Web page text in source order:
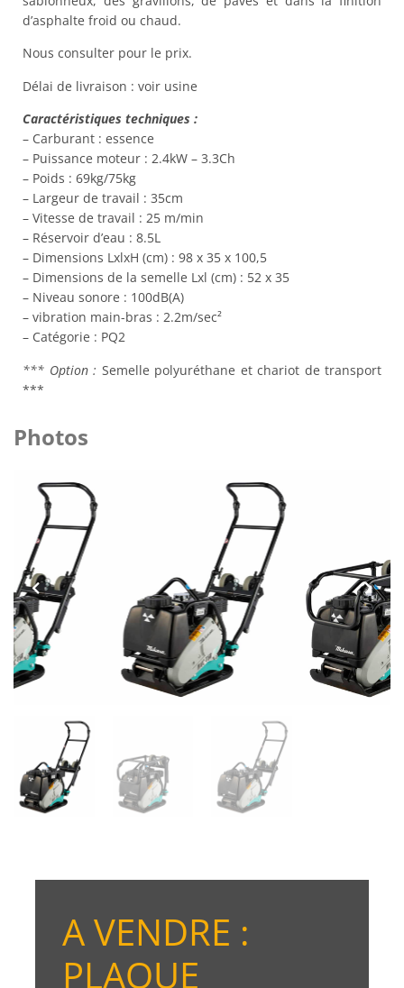
d’asphalte froid ou chaud.
Nous consulter pour le prix.
Délai de livraison : voir usine
Caractéristiques techniques :
– Carburant : essence
– Puissance moteur : 2.4kW – 3.3Ch
– Poids : 69kg/75kg
– Largeur de travail : 35cm
– Vitesse de travail : 25 m/min
– Réservoir d’eau : 8.5L
– Dimensions LxlxH (cm) : 98 x 35 x 100,5
– Dimensions de la semelle Lxl (cm) : 52 x 35
– Niveau sonore : 100dB(A)
– vibration main-bras : 2.2m/sec²
– Catégorie : PQ2
*** Option : Semelle polyuréthane et chariot de transport
***
Photos
A VENDRE :
PLAQUE